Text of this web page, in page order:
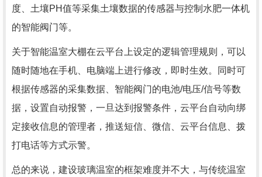
度、土壤PH值等采集土壤数据的传感器与控制水肥一体机
的智能阀门等。
关于智能温室大棚在云平台上设定的逻辑管理规则，可以
随时随地在手机、电脑端上进行修改，即时生效。同时可
根据传感器的采集数据、智能阀门的电池/电压/信号等数
据，设置自动报警，一旦达到报警条件，云平台自动向绑
定接收信息的管理者，推送短信、微信、云平台信息、拨
打电话等方式示警。
总的来说，建设玻璃温室的框架难度并不大，与传统温室